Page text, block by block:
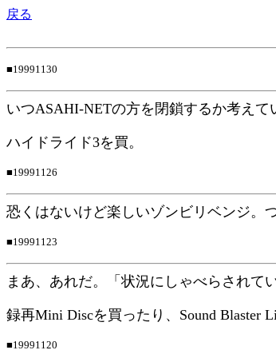
戻る
■19991130
いつASAHI-NETの方を閉鎖するか考えて
ハイドライド3を買。
■19991126
恐くはないけど楽しいゾンビリベンジ。
■19991123
まあ、あれだ。「状況にしゃべらされて
録再Mini Discを買ったり、Sound Blaster
■19991120